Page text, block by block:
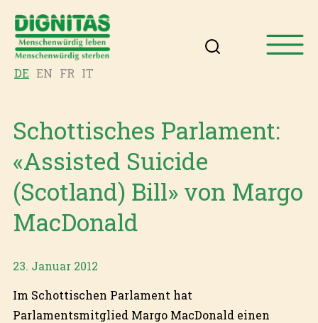
DE EN FR IT
Schottisches Parlament:
«Assisted Suicide
(Scotland) Bill» von Margo
MacDonald
23. Januar 2012
Im Schottischen Parlament hat
Parlamentsmitglied Margo MacDonald einen